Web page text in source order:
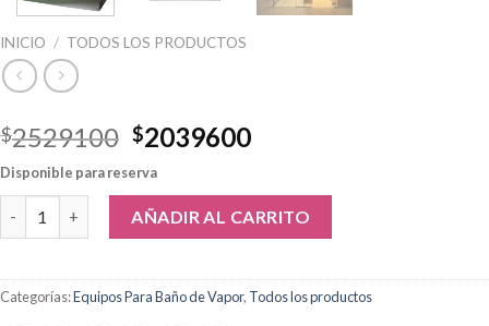
INICIO / TODOS LOS PRODUCTOS
$2529100 $2039600
Disponible para reserva
Generador De Vapor 4KW Con Panel De Control Táctil
AÑADIR AL CARRITO
Categorías:Equipos Para Baño de Vapor, Todos los productos